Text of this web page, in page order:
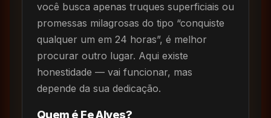
você busca apenas truques superficiais ou
promessas milagrosas do tipo “conquiste
qualquer um em 24 horas”, é melhor
procurar outro lugar. Aqui existe
honestidade — vai funcionar, mas
depende da sua dedicação.
Quem é Fe Alves?